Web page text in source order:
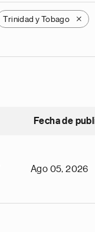
Trinidad y Tobago X
Fecha de
Ago 05, 2026